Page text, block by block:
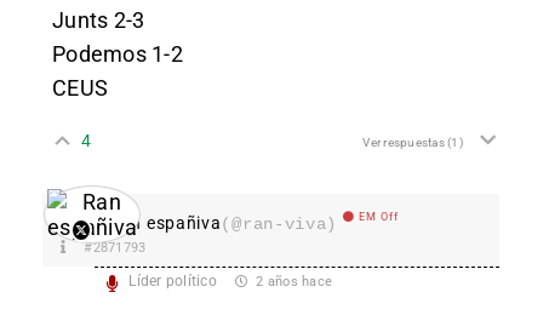
Junts 2-3
Podemos 1-2
CEUS
4 Ver respuestas(1)
Ran españiva(@ran-viva) EM Off
#2871793
Líder político 2 años hace